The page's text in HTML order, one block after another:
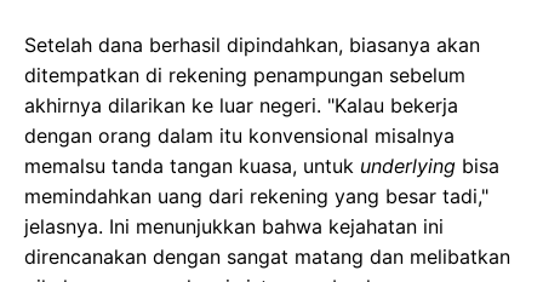
Setelah dana berhasil dipindahkan, biasanya akan
ditempatkan di rekening penampungan sebelum
akhirnya dilarikan ke luar negeri. "Kalau bekerja
dengan orang dalam itu konvensional misalnya
memalsu tanda tangan kuasa, untuk underlying bisa
memindahkan uang dari rekening yang besar tadi,"
jelasnya. Ini menunjukkan bahwa kejahatan ini
direncanakan dengan sangat matang dan melibatkan